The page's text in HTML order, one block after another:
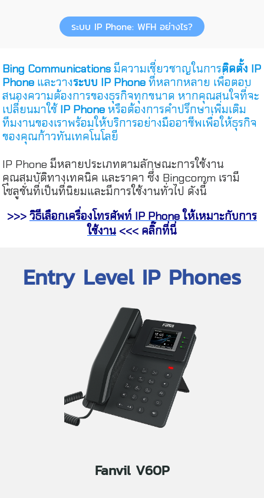
ระบบ IP Phone: WFH อย่างไร?
Bing Communications มีความเชี่ยวชาญในการติดตั้ง IP
Phone และวางระบบ IP Phone ที่หลากหลาย เพื่อตอบ
สนองความต้องการของธุรกิจทุกขนาด หากคุณสนใจที่จะ
เปลี่ยนมาใช้ IP Phone หรือต้องการคำปรึกษาเพิ่มเติม
ทีมงานของเราพร้อมให้บริการอย่างมืออาชีพเพื่อให้ธุรกิจ
ของคุณก้าวทันเทคโนโลยี
IP Phone มีหลายประเภทตามลักษณะการใช้งาน
คุณสมบัติทางเทคนิค และราคา ซึ่ง Bingcomm เรามี
โซลูชั่นที่เป็นที่นิยมและมีการใช้งานทั่วไป ดังนี้
>>> วิธีเลือกเครื่องโทรศัพท์ IP Phone ให้เหมาะกับการ
ใช้งาน <<< คลิ๊กที่นี่
Entry Level IP Phones
Fanvil V60P